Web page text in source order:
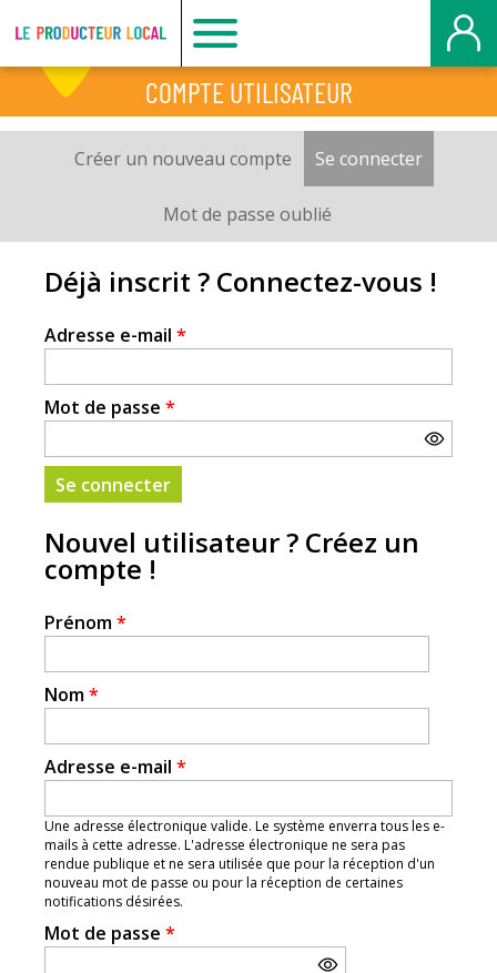
Producteur
local
-
Saint
COMPTE UTILISATEUR
OngletsCréer un nouveau compte Se connecter(onglet
Mot de passe oublié
Déjà inscrit ? Connectez-vous !
Adresse e-mail *
Mot de passe *
Nouvel utilisateur ? Créez un
compte !
Prénom*
Nom*
Adresse e-mail *
Une adresse électronique valide. Le système enverra tous les e-
mails à cette adresse. L'adresse électronique ne sera pas
rendue publique et ne sera utilisée que pour la réception d'un
nouveau mot de passe ou pour la réception de certaines
notifications désirées.
Mot de passe *